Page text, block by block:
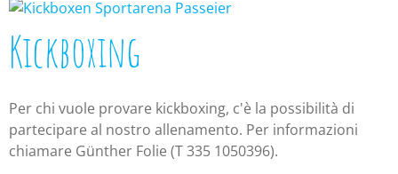
Kickboxing
Per chi vuole provare kickboxing, c'è la possibilità di
partecipare al nostro allenamento. Per informazioni
chiamare Günther Folie (T 335 1050396).